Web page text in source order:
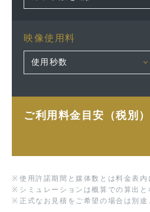
映像使用料
ご利用料金目安（税別）
※ 使用許諾期間と媒体数とは料金表内
※ シミュレーションは概算での算出と
※ 正式なお見積をご希望の場合は別途